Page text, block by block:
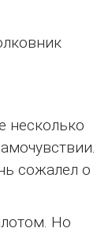
несколько
сожалел о
Но